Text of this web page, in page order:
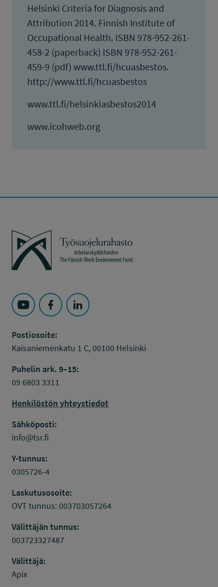
Helsinki Criteria for Diagnosis and
Attribution 2014. Finnish Institute of
Occupational Health. ISBN 978-952-261-
458-2 (paperback) ISBN 978-952-261-
459-9 (pdf) www.ttl.fi/hcuasbestos.
http://www.ttl.fi/hcuasbestos
www.ttl.fi/helsinkiasbestos2014
www.icohweb.org
Työsuojelurahasto
Seuraa Työsuojelurahasto kohteessa: YouTube
Seuraa Työsuojelurahasto kohteessa:
Seuraa Työsuojelurahasto kohteessa:
Postiosoite:
Kaisaniemenkatu 1 C, 00100 Helsinki
Puhelin ark. 9–15:
09 6803 3311
Henkilöstön yhteystiedot
Sähköposti:
info@tsr.fi
Y-tunnus:
0305726-4
Laskutusosoite:
OVT tunnus: 003703057264
Välittäjän tunnus:
003723327487
Välittäjä:
Apix